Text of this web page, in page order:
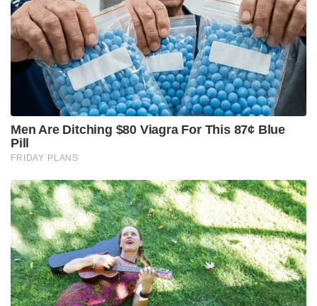
അടിസ്ഥാനത്തിൽ പോലീസ് നടത്തിയ
അന്വേഷണത്തിലാണ് കെട്ടിടത്തിന്റെ ആറാം
നിലയിൽ നിന്ന് ആസിഫ് മൻസൂരി എന്ന പ്രതിയെ
പിടികൂടിയത്.
asif mansuri